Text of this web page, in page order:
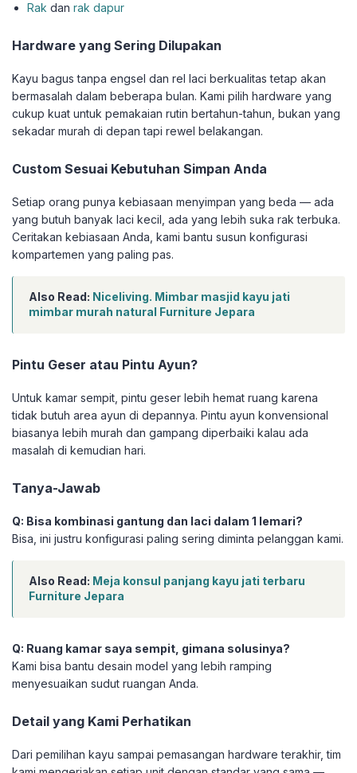
Rak danrak dapur
Hardware yang Sering Dilupakan
Kayu bagus tanpa engsel dan rel laci berkualitas tetap akan
bermasalah dalam beberapa bulan. Kami pilih hardware yang
cukup kuat untuk pemakaian rutin bertahun-tahun, bukan yang
sekadar murah di depan tapi rewel belakangan.
Custom Sesuai Kebutuhan Simpan Anda
Setiap orang punya kebiasaan menyimpan yang beda — ada
yang butuh banyak laci kecil, ada yang lebih suka rak terbuka.
Ceritakan kebiasaan Anda, kami bantu susun konfigurasi
kompartemen yang paling pas.
Also Read: Niceliving. Mimbar masjid kayu jati
mimbar murah natural Furniture Jepara
Pintu Geser atau Pintu Ayun?
Untuk kamar sempit, pintu geser lebih hemat ruang karena
tidak butuh area ayun di depannya. Pintu ayun konvensional
biasanya lebih murah dan gampang diperbaiki kalau ada
masalah di kemudian hari.
Tanya-Jawab
Q: Bisa kombinasi gantung dan laci dalam 1 lemari?
Bisa, ini justru konfigurasi paling sering diminta pelanggan kami.
Also Read: Meja konsul panjang kayu jati terbaru
Furniture Jepara
Q: Ruang kamar saya sempit, gimana solusinya?
Kami bisa bantu desain model yang lebih ramping
menyesuaikan sudut ruangan Anda.
Detail yang Kami Perhatikan
Dari pemilihan kayu sampai pemasangan hardware terakhir, tim